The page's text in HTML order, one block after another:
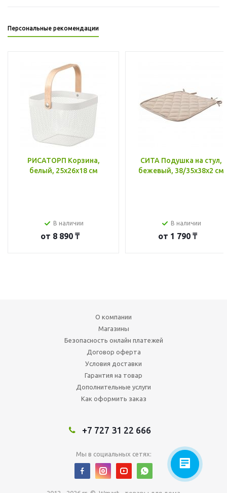
Персональные рекомендации
РИСАТОРП Корзина,
белый, 25x26x18 см
В наличии
от 8 890 ₸
СИТА Подушка на стул,
бежевый, 38/35x38x2 см
В наличии
от 1 790 ₸
О компании
Магазины
Безопасность онлайн платежей
Договор оферта
Условия доставки
Гарантия на товар
Дополнительные услуги
Как оформить заказ
+7 727 31 22 666
Мы в социальных сетях: